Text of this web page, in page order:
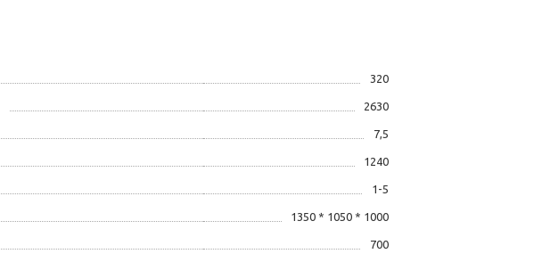
320
2630
7,5
1240
1-5
1350 * 1050 * 1000
700